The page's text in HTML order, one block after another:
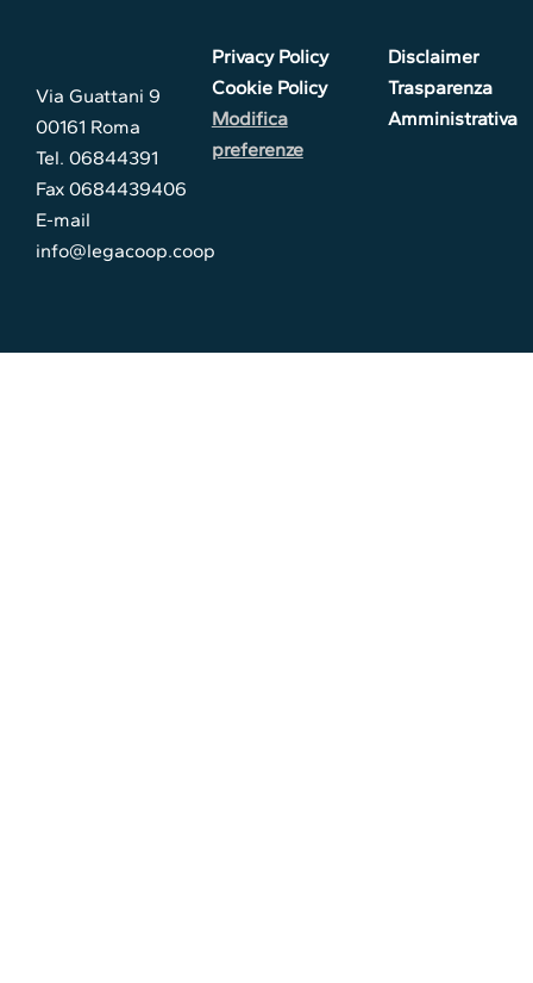
Via Guattani 9
00161 Roma
Tel. 06844391
Fax 0684439406
E-mail
info@legacoop.coop
Privacy Policy
Cookie Policy
Modifica
preferenze
Disclaimer
Trasparenza
Amministrativa